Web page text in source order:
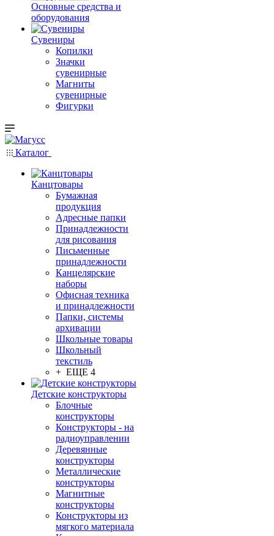
Основные средства и
оборудования
Сувениры
Копилки
Значки
сувенирные
Магниты
сувенирные
Фигурки
Каталог
Канцтовары
Бумажная
продукция
Адресные папки
Принадлежности
для рисования
Письменные
принадлежности
Канцелярские
наборы
Офисная техника
и принадлежности
Папки, системы
архивации
Школьные товары
Школьный
текстиль
+ ЕЩЕ 4
Детские конструкторы
Блочные
конструкторы
Конструкторы - на
радиоуправлении
Деревянные
конструкторы
Металлические
конструкторы
Магнитные
конструкторы
Конструкторы из
мягкого материала